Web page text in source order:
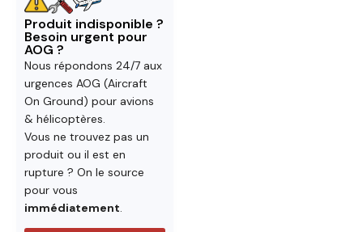
Produit indisponible ?
Besoin urgent pour
AOG ?
Nous répondons 24/7 aux
urgences AOG (Aircraft
On Ground) pour avions
& hélicoptères.
Vous ne trouvez pas un
produit ou il est en
rupture ? On le source
pour vous
immédiatement.